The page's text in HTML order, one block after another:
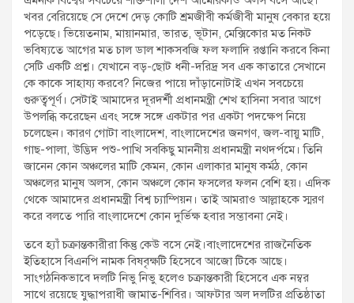
খবর বেরিয়েছে সে দেশে দেড় কোটি শ্রমজীবী কর্মজীবী মানুষ বেকার হয়ে
পড়েছে। ভিয়েতনাম, মায়ানমার, ভারত, ভূটান, মেক্সিকোর মত নিকট
ভবিষ্যতে আগের মত চাল ডাল শাকসবজি ফল ফলাদি রপ্তানি করবে কিনা
সেটি একটি প্রশ্ন। যেখানে বড়-ছোট ধনী-দরিদ্র সব এক কাতারে সেখানে
কে কাকে সাহায্য করবে? নিজের পায়ে দাঁড়ানোটাই এখন সবচেয়ে
গুরুত্বপূর্ণ। সেটাই আমাদের দূরদর্শী প্রধানমন্ত্রী শেখ হাসিনা সবার আগে
উপলব্ধি করেছেন এবং সঙ্গে সঙ্গে একটার পর একটা পদক্ষেপ নিয়ে
চলেছেন। কারণ গোটা বাংলাদেশ, বাংলাদেশের জনগণ, জল-বায়ু মাটি,
গাছ-পালা, উদ্ভিদ পশু-পাখি সবকিছু মাননীয় প্রধানমন্ত্রী নথদর্পমে। তিনি
জানেন কোন অঞ্চলের মাটি কেমন, কোন এলাকার মানুষ কর্মঠ, কোন
অঞ্চলের মানুষ অলস, কোন অঞ্চলে কোন ফসলের ফলন বেশি হয়। এদিক
থেকে আমাদের প্রধানমন্ত্রী বিশ্ব চ্যাম্পিয়ন। তাই আমরাও আল্লাহকে স্মরণ
করে বলতে পারি বাংলাদেশে কোন দুর্ভিক্ষ হবার সম্ভাবনা নেই।
তবে হ্যাঁ চক্রান্তকারীরা কিন্তু কেউ বসে নেই।বাংলাদেশের রাজনৈতিক
ইতিহাসে বিএনপি নামক বিষবৃক্ষটি হিসেবে আজো টিকে আছে।
সাংগঠনিকভাবে দলটি নিভু নিভু হলেও চক্রান্তকারী হিসেবে এক নম্বর
সাথে রয়েছে যুদ্ধাপরাধী জামাত-শিবির। আফটার অল দলটির প্রতিষ্ঠাতা